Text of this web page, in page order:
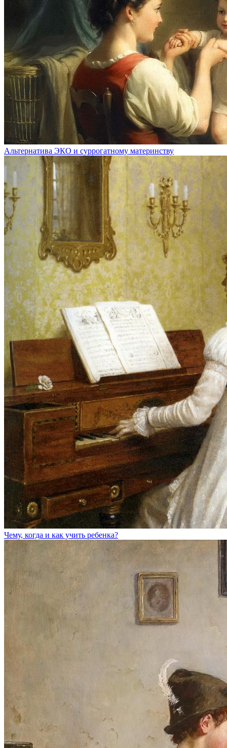
Альтернатива ЭКО и суррогатному материнству
Чему, когда и как учить ребенка?